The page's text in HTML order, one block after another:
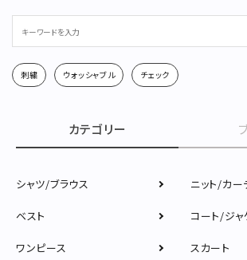
定番商品
カテゴリー
お問い合わせ
特集 お知らせ
刺繍 ウォッシャブル チェック
カテゴリー
シャツ/ブラウス ニット/カー
ベスト コート/ジャ
ワンピース スカート